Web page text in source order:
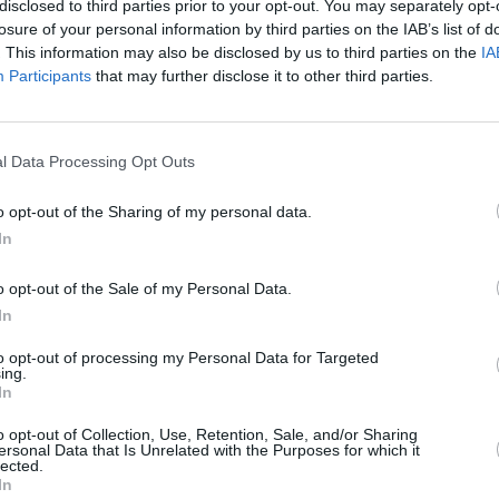
to third parties prior to your opt-out. You may separately
of your personal information by third parties on the IAB’s list of
This information may also be disclosed by us to third parties on the
Participants that may further disclose it to other third parties.
Data Processing Opt Outs
opt-out of the Sharing of my personal data.
opt-out of the Sale of my Personal Data.
opt-out of processing my Personal Data for Targeted
opt-out of Collection, Use, Retention, Sale, and/or Sharing
Data that Is Unrelated with the Purposes for which it
Neparasti kabači.
Kā tomātus izaudzēt bez laistīšanas un piemērotākās
Smaržīgais baziliks un zirnīši.
Izvēlies īsto substrātu, minerālmēslus un plēvi
Nepalaid garām akcijas un jaunumus